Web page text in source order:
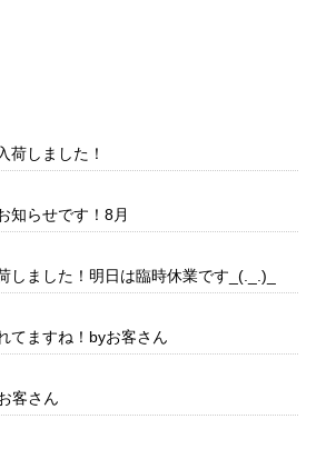
荷しました！
知らせです！8月
しました！明日は臨時休業です_(._.)_
てますね！byお客さん
客さん